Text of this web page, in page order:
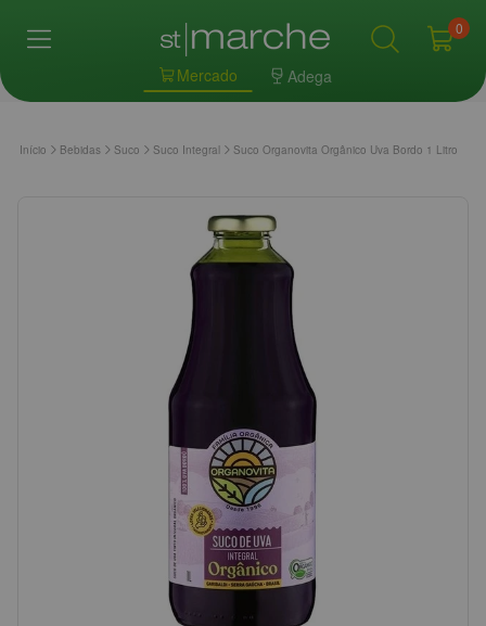
Mercado Adega
0
Início Bebidas Suco Suco Integral Suco Organovita Orgânico Uva Bordo 1 Litro